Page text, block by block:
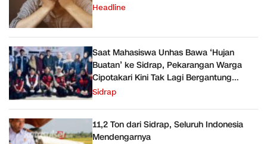
Headline
Saat Mahasiswa Unhas Bawa ‘Hujan
Buatan’ ke Sidrap, Pekarangan Warga
Cipotakari Kini Tak Lagi Bergantung
Ember
Sidrap
11,2 Ton dari Sidrap, Seluruh Indonesia
Mendengarnya